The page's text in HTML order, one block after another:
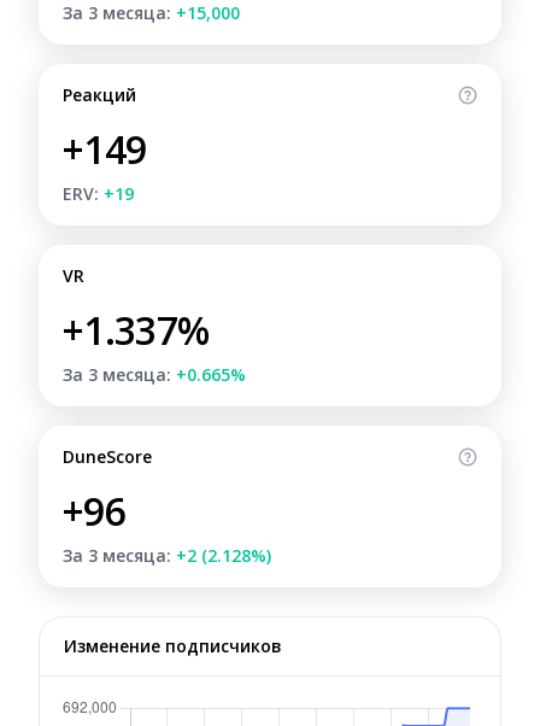
За 3 месяца: +15,000
Реакций
+149
ERV: +19
VR
+1.337%
За 3 месяца: +0.665%
DuneScore
+96
За 3 месяца: +2 (2.128%)
Изменение подписчиков